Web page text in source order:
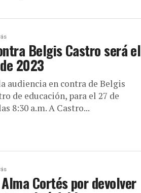
Belgis Castro será el
2023
audiencia en contra de Belgis
de educación, para el 27 de
8:30 a.m. A Castro...
Cortés por devolver